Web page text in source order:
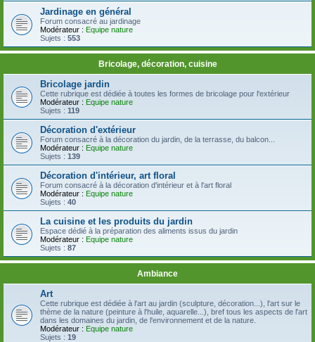
Jardinage en général
Forum consacré au jardinage
Modérateur : Equipe nature
Sujets : 553
Bricolage, décoration, cuisine
Bricolage jardin
Cette rubrique est dédiée à toutes les formes de bricolage pour l'extérieur
Modérateur : Equipe nature
Sujets : 119
Décoration d'extérieur
Forum consacré à la décoration du jardin, de la terrasse, du balcon...
Modérateur : Equipe nature
Sujets : 139
Décoration d'intérieur, art floral
Forum consacré à la décoration d'intérieur et à l'art floral
Modérateur : Equipe nature
Sujets : 40
La cuisine et les produits du jardin
Espace dédié à la préparation des aliments issus du jardin
Modérateur : Equipe nature
Sujets : 87
Ambiance
Art
Cette rubrique est dédiée à l'art au jardin (sculpture, décoration...), l'art sur le
thème de la nature (peinture à l'huile, aquarelle...), bref tous les aspects de l'art
dans les domaines du jardin, de l'environnement et de la nature.
Modérateur : Equipe nature
Sujets : 19